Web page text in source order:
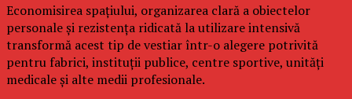
Economisirea spațiului, organizarea clară a obiectelor
personale și rezistența ridicată la utilizare intensivă
transformă acest tip de vestiar într-o alegere potrivită
pentru fabrici, instituții publice, centre sportive, unități
medicale și alte medii profesionale.